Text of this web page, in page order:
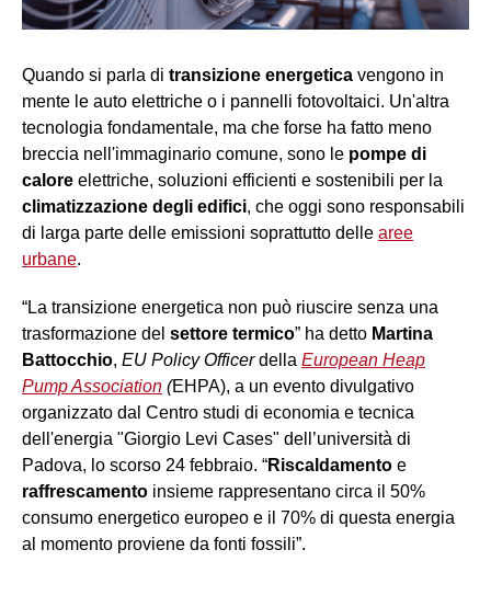
Quando si parla di transizione energetica vengono in
mente le auto elettriche o i pannelli fotovoltaici. Un'altra
tecnologia fondamentale, ma che forse ha fatto meno
breccia nell'immaginario comune, sono le pompe di
calore elettriche, soluzioni efficienti e sostenibili per la
climatizzazione degli edifici, che oggi sono responsabili
di larga parte delle emissioni soprattutto delle aree
urbane.
“La transizione energetica non può riuscire senza una
trasformazione del settore termico” ha detto Martina
Battocchio, EU Policy Officerdella European Heap
Pump Association (EHPA), a un evento divulgativo
organizzato dal Centro studi di economia e tecnica
dell'energia "Giorgio Levi Cases" dell’università di
Padova, lo scorso 24 febbraio. “Riscaldamento e
raffrescamento insieme rappresentano circa il 50%
consumo energetico europeo e il 70% di questa energia
al momento proviene da fonti fossili”.